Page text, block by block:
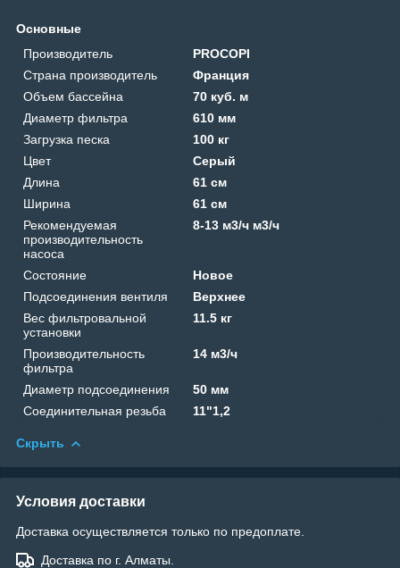
Основные
Производитель
PROCOPI
Страна производитель
Франция
Объем бассейна
70 куб. м
Диаметр фильтра
610 мм
Загрузка песка
100 кг
Цвет
Серый
Длина
61 см
Ширина
61 см
Рекомендуемая
производительность
насоса
8-13 м3/ч м3/ч
Состояние
Новое
Подсоединения вентиля
Верхнее
Вес фильтровальной
установки
11.5 кг
Производительность
фильтра
14 м3/ч
Диаметр подсоединения
50 мм
Соединительная резьба
11"1,2
Скрыть
Условия доставки
Доставка осуществляется только по предоплате.
Доставка по г. Алматы.